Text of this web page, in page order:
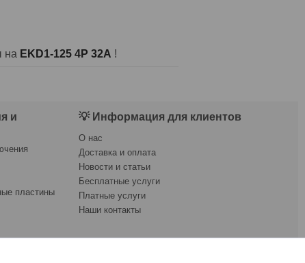
на EKD1-125 4P 32A !
и
пластины
💡 Информация для клиентов
О нас
Доставка и оплата
Новости и статьи
Бесплатные услуги
Платные услуги
Наши контакты